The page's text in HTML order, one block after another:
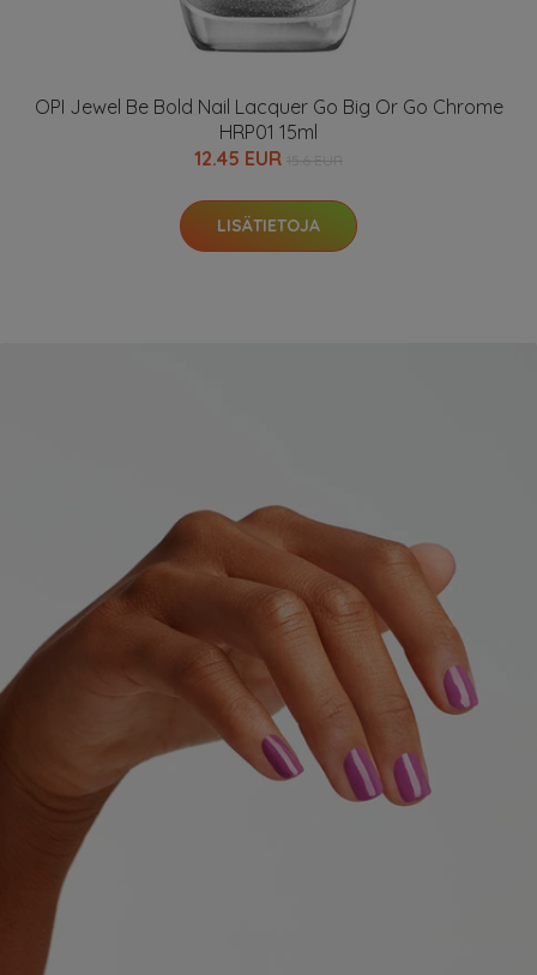
OPI Jewel Be Bold Nail Lacquer Go Big Or Go Chrome
HRP01 15ml
12.45 EUR
LISÄTIETOJA